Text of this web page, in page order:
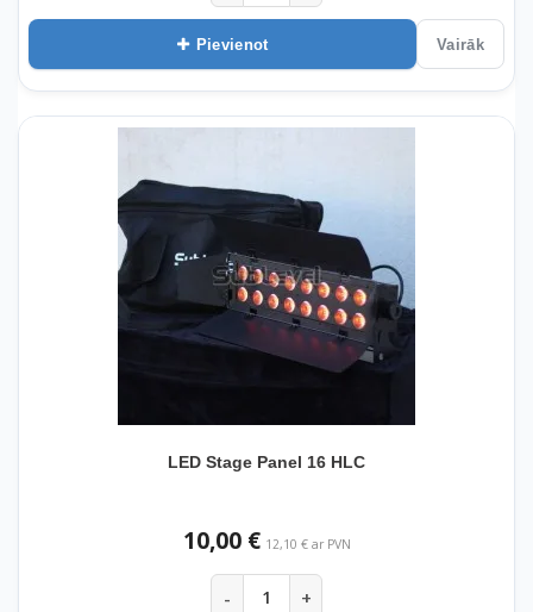
Pievienot Vairāk
LED Stage Panel 16 HLC
10,00 € 12,10 € ar PVN
- +